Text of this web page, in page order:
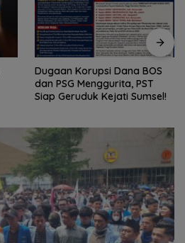
Dugaan Korupsi Dana BOS
dan PSG Menggurita, PST
Siap Geruduk Kejati Sumsel!